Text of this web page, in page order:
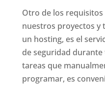
Otro de los
nuestros proyectos
un hosting, es el
de seguridad
tareas que
programar, es